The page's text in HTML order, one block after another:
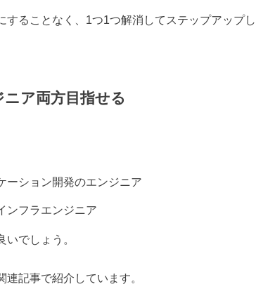
ることなく、1つ1つ解消してステップアップ
ア両方目指せる
ーション開発のエンジニア
ンフラエンジニア
でしょう。
記事で紹介しています。